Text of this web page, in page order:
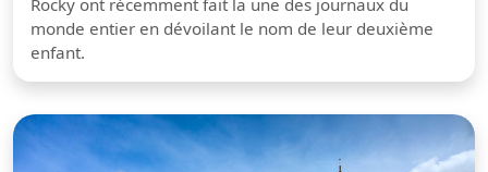
monde entier en dévoilant le nom de leur deuxième
enfant.